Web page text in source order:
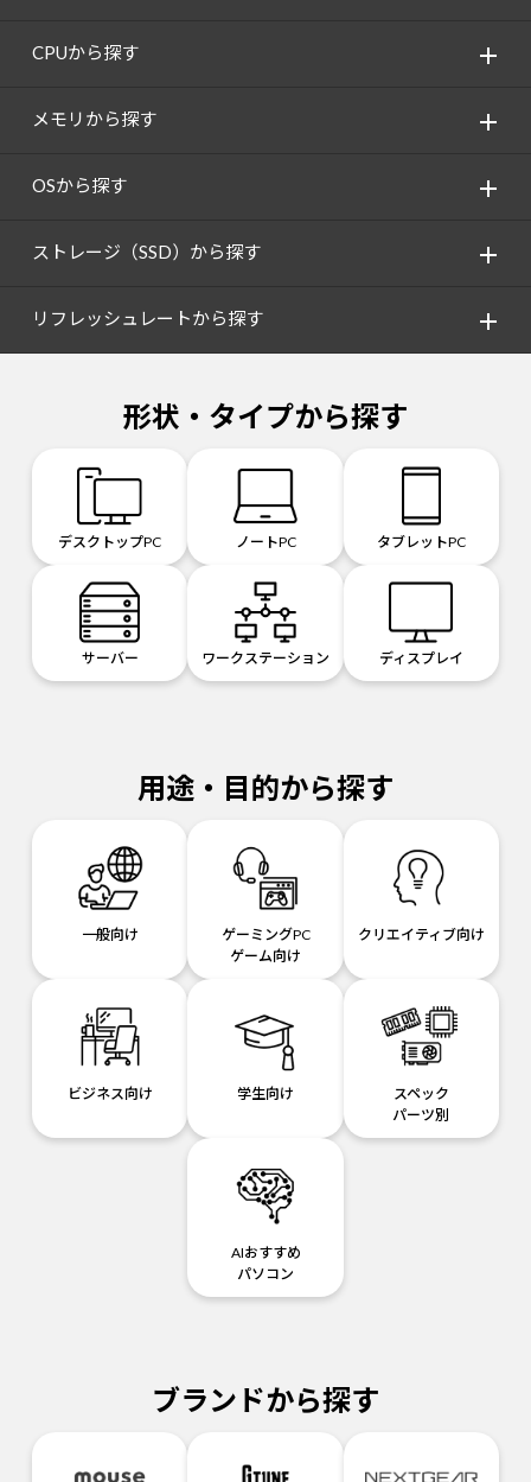
CPUから探す
メモリから探す
OSから探す
ストレージ（SSD）から探す
リフレッシュレートから探す
形状・タイプから探す
デスクトップPC ノートPC タブレットPC
サーバー ワークステーション ディスプレイ
用途・目的から探す
一般向け
ゲーミングPC
ゲーム向け
クリエイティブ向け
ビジネス向け 学生向け
スペック
パーツ別
AIおすすめ
パソコン
ブランドから探す